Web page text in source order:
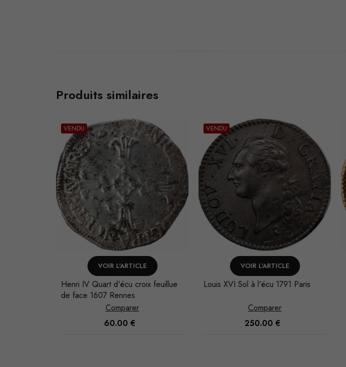
Produits similaires
VENDU
VOIR L'ARTICLE
Henri IV Quart d'écu croix feuillue
de face 1607 Rennes
Comparer
60.00 €
VENDU
VOIR L'ARTICLE
Louis XVI Sol à l'écu 1791 Paris
Comparer
250.00 €